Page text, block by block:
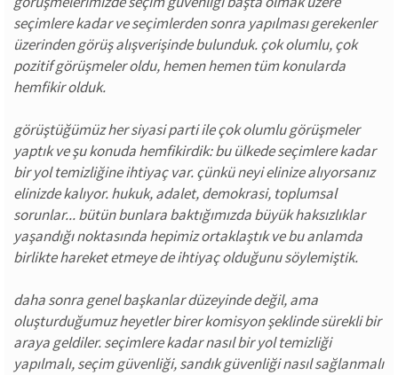
seçimlere kadar ve seçimlerden sonra yapılması gerekenler
üzerinden görüş alışverişinde bulunduk. çok olumlu, çok
pozitif görüşmeler oldu, hemen hemen tüm konularda
hemfikir olduk.
görüştüğümüz her siyasi parti ile çok olumlu görüşmeler
yaptık ve şu konuda hemfikirdik: bu ülkede seçimlere kadar
bir yol temizliğine ihtiyaç var. çünkü neyi elinize alıyorsanız
elinizde kalıyor. hukuk, adalet, demokrasi, toplumsal
sorunlar... bütün bunlara baktığımızda büyük haksızlıklar
yaşandığı noktasında hepimiz ortaklaştık ve bu anlamda
birlikte hareket etmeye de ihtiyaç olduğunu söylemiştik.
daha sonra genel başkanlar düzeyinde değil, ama
oluşturduğumuz heyetler birer komisyon şeklinde sürekli bir
araya geldiler. seçimlere kadar nasıl bir yol temizliği
yapılmalı, seçim güvenliği, sandık güvenliği nasıl sağlanmalı